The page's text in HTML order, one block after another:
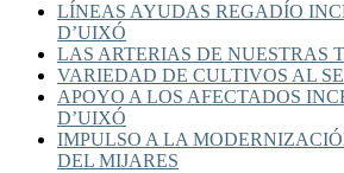
LÍNEAS AYUDAS REGADÍO
D’UIXÓ
LAS ARTERIAS DE NUESTRAS
VARIEDAD DE CULTIVOS AL
APOYO A LOS AFECTADOS
D’UIXÓ
IMPULSO A LA
DEL MIJARES